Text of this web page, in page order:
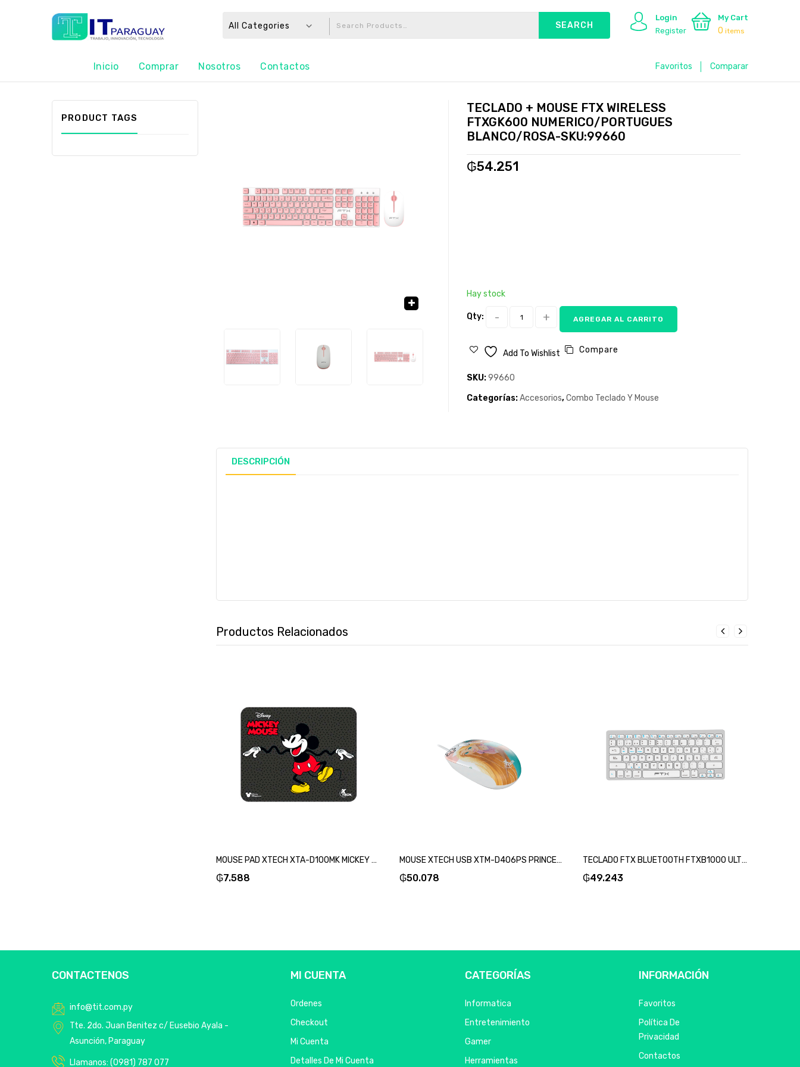
All Categories
Login
Register
My Cart
0 items
Inicio Comprar Nosotros Contactos Favoritos Comparar
PRODUCT TAGS
TECLADO + MOUSE FTX WIRELESS
FTXGK600 NUMERICO/PORTUGUES
BLANCO/ROSA-SKU:99660
₲54.251
Hay stock
Qty: AGREGAR AL CARRITO
Add To Wishlist Compare
SKU:99660
Categorías:Accesorios,Combo Teclado Y Mouse
DESCRIPCIÓN
Productos Relacionados
MOUSE PAD XTECH XTA-D100MK MICKEY MOUSE 22X18X0.2CM NEGRO-SKU:94122
₲7.588
MOUSE XTECH USB XTM-D406PS PRINCESA 1200DPI/3 BOT-SKU:103121
₲50.078
TECLADO FTX BLUETOOTH FTXB1000 ULTRA SLIM ESP/PLATA-SKU:99516
₲49.243
CONTACTENOS
info@tit.com.py
Tte. 2do. Juan Benitez c/ Eusebio Ayala -
Asunción, Paraguay
Llamanos: (0981) 787 077
MI CUENTA
Ordenes
Checkout
Mi Cuenta
Detalles De Mi Cuenta
CATEGORÍAS
Informatica
Entretenimiento
Gamer
Herramientas
INFORMACIÓN
Favoritos
Política De
Privacidad
Contactos